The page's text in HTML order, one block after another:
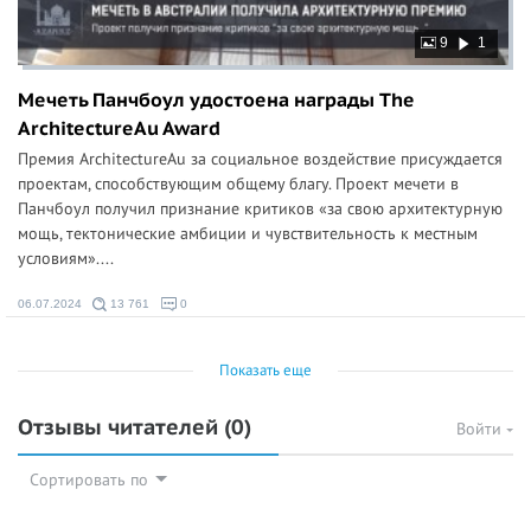
9 1
Мечеть Панчбоул удостоена награды The
ArchitectureAu Award
Премия ArchitectureAu за социальное воздействие присуждается
проектам, способствующим общему благу. Проект мечети в
Панчбоул получил признание критиков «за свою архитектурную
мощь, тектонические амбиции и чувствительность к местным
условиям»....
06.07.2024 13 761 0
Показать еще
Отзывы читателей (0) Войти
Сортировать по